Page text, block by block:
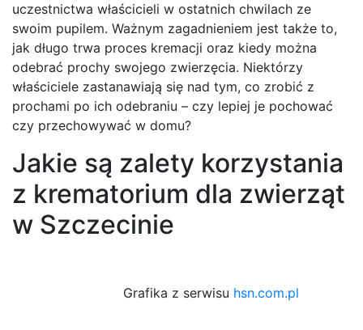
uczestnictwa właścicieli w ostatnich chwilach ze
swoim pupilem. Ważnym zagadnieniem jest także to,
jak długo trwa proces kremacji oraz kiedy można
odebrać prochy swojego zwierzęcia. Niektórzy
właściciele zastanawiają się nad tym, co zrobić z
prochami po ich odebraniu – czy lepiej je pochować
czy przechowywać w domu?
Jakie są zalety korzystania
z krematorium dla zwierząt
w Szczecinie
Grafika z serwisu hsn.com.pl